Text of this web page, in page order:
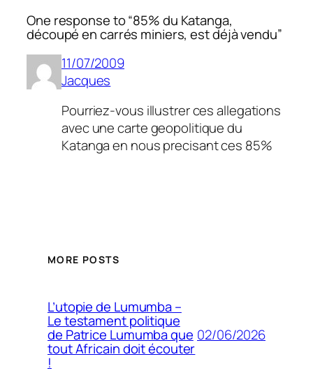
One response to “85% du Katanga,
découpé en carrés miniers, est déjà vendu”
11/07/2009
Jacques
Pourriez-vous illustrer ces allegations
avec une carte geopolitique du
Katanga en nous precisant ces 85%
MORE POSTS
L’utopie de Lumumba –
Le testament politique
de Patrice Lumumba que
tout Africain doit écouter
!
02/06/2026